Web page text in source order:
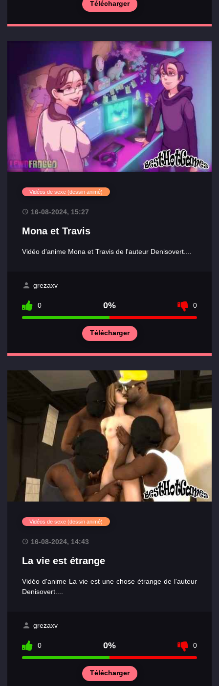
Principal
Sections
de jeux
Relations
Télécharger
Vidéos de sexe (dessin animé)
16-08-2024, 15:27
Mona et Travis
Vidéo d'anime Mona et Travis de l'auteur Denisovert....
grezaxv
0 0% 0
Télécharger
Vidéos de sexe (dessin animé)
16-08-2024, 14:43
La vie est étrange
Vidéo d'anime La vie est une chose étrange de l'auteur
Denisovert....
grezaxv
0 0% 0
Télécharger